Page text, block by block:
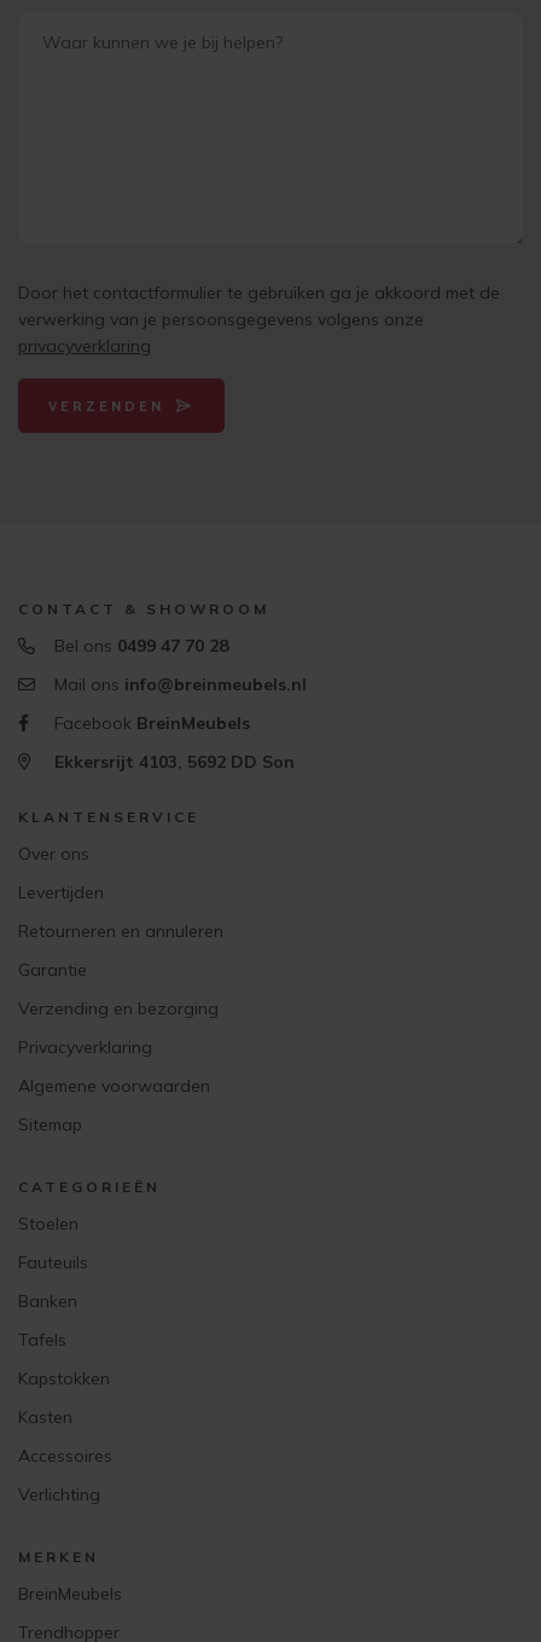
Door het contactformulier te gebruiken ga je akkoord met de
verwerking van je persoonsgegevens volgens onze
privacyverklaring
VERZENDEN
CONTACT & SHOWROOM
Bel ons 0499 47 70 28
Mail ons info@breinmeubels.nl
Facebook BreinMeubels
Ekkersrijt 4103, 5692 DD Son
KLANTENSERVICE
Over ons
Levertijden
Retourneren en annuleren
Garantie
Verzending en bezorging
Privacyverklaring
Algemene voorwaarden
Sitemap
CATEGORIEËN
Stoelen
Fauteuils
Banken
Tafels
Kapstokken
Kasten
Accessoires
Verlichting
MERKEN
BreinMeubels
Trendhopper